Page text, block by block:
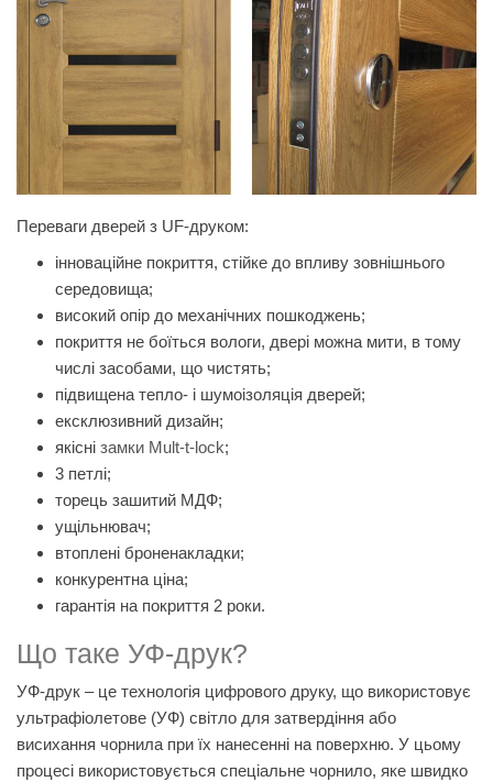
Переваги дверей з UF-друком:
інноваційне покриття, стійке до впливу зовнішнього
середовища;
високий опір до механічних пошкоджень;
покриття не боїться вологи, двері можна мити, в тому
числі засобами, що чистять;
підвищена тепло- і шумоізоляція дверей;
ексклюзивний дизайн;
якісні замки Mult-t-lock;
3 петлі;
торець зашитий МДФ;
ущільнювач;
втоплені броненакладки;
конкурентна ціна;
гарантія на покриття 2 роки.
Що таке УФ-друк?
УФ-друк – це технологія цифрового друку, що використовує
ультрафіолетове (УФ) світло для затвердіння або
висихання чорнила при їх нанесенні на поверхню. У цьому
процесі використовується спеціальне чорнило, яке швидко